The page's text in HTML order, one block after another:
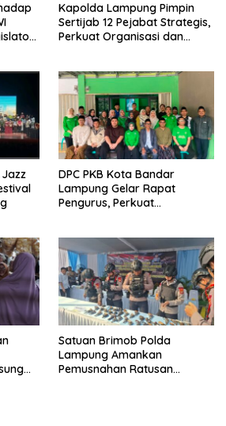
Kapolda Lampung Pimpin
Sertijab 12 Pejabat Strategis,
Perkuat Organisasi dan
DPC PKB Kota Bandar
Lampung Gelar Rapat
Pengurus, Perkuat
Rakyat
Satuan Brimob Polda
Lampung Amankan
Pemusnahan Ratusan